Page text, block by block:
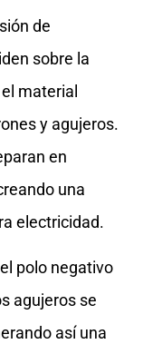
de
sobre la
material
y agujeros.
en
una
electricidad.
polo negativo
agujeros se
así una